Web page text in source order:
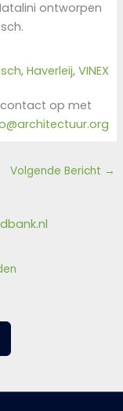
ontworpen
, Haverleij, VINEX
contact op met
Volgende Bericht →